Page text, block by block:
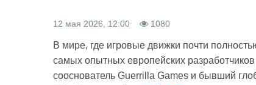
12 мая 2026, 12:00 1080
В мире, где игровые движки почти
самых опытных европейских
сооснователь Guerrilla Games и бывший